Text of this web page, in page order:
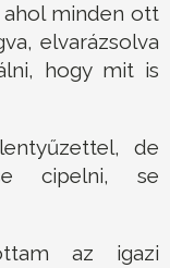
minden ott
elvarázsolva
hogy mit is
de
cipelni, se
az igazi